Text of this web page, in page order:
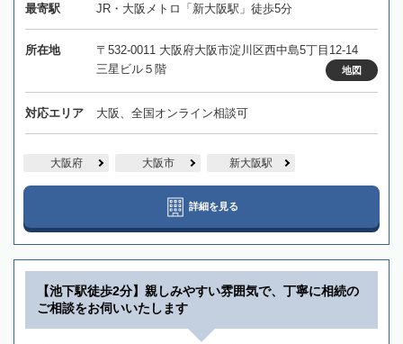
最寄駅 JR・大阪メトロ「新大阪駅」徒歩5分
所在地
〒532-0011 大阪府大阪市淀川区西中島5丁目12-14
三星ビル５階
地図
対応エリア 大阪、全国オンライン相談可
大阪府 大阪市 新大阪駅
詳細を見る
【池下駅徒歩2分】親しみやすい雰囲気で、丁寧に相続の
ご相談をお伺いいたします